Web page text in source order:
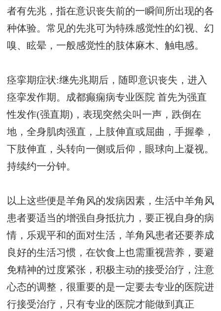
者有先兆，指在意识丧失前的一瞬间所出现的各
种体验。常见的先兆可为特殊感觉性的幻视、幻
嗅、眩晕，一般感觉性的肢体麻木、触电感。
痉挛期症状:继先兆期后，随即意识丧失，进入
痉挛发作期。 成都癫痫病专业医院 首先为强直
性发作(强直期)，表现突然尖叫一声，跌倒在
地，全身肌肉强直，上肢伸直或屈曲，手握拳，
下肢伸直，头转向一侧或后仰，眼球向上凝视。
持续约一分钟。
以上这些便是羊角风的发病因素，生活中羊角风
患者要适当的增强自身抵抗力，要正视自身的病
情，乐观平和的面对生活，羊角风患者还要养成
良好的生活习惯，在饮食上也需重视营养，要避
免精神的过度紧张，积极主动的接受治疗，注意
心态的调整，很重要的是一定要去专业的医院进
行接受治疗，只有专业的医院才能做到真正